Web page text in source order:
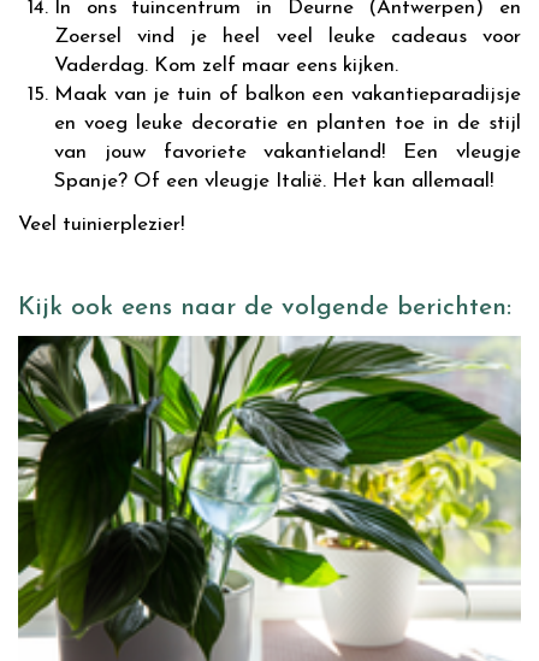
In ons tuincentrum in Deurne (Antwerpen) en
Zoersel vind je heel veel leuke cadeaus voor
Vaderdag. Kom zelf maar eens kijken.
Maak van je tuin of balkon een vakantieparadijsje
en voeg leuke decoratie en planten toe in de stijl
van jouw favoriete vakantieland! Een vleugje
Spanje? Of een vleugje Italië. Het kan allemaal!
Veel tuinierplezier!
Kijk ook eens naar de volgende berichten: